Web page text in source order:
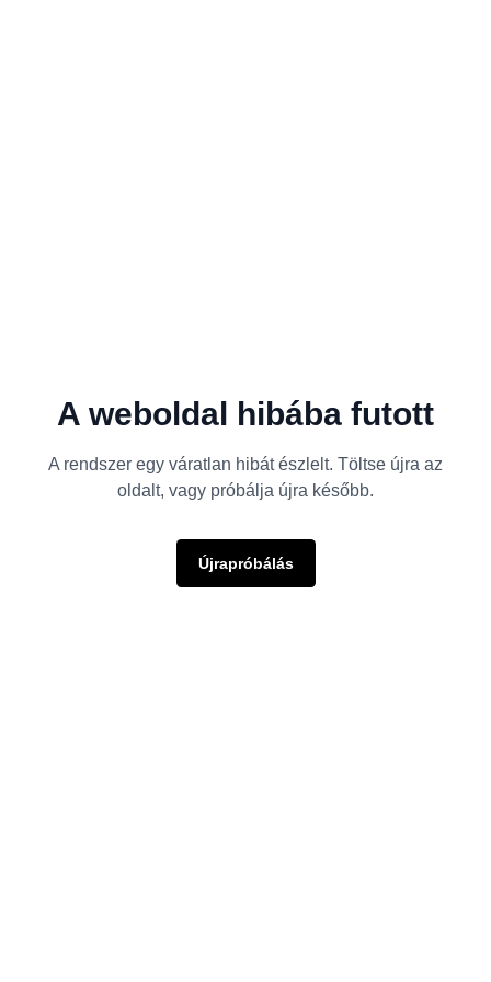
A weboldal hibába futott
A rendszer egy váratlan hibát észlelt. Töltse újra az
oldalt, vagy próbálja újra később.
Újrapróbálás